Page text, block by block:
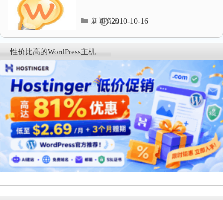
2010-10-16
分
录
新闻资讯
性价比高的WordPress主机